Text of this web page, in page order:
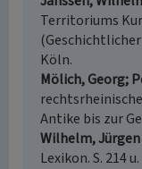
Territoriums
(Geschichtlicher
Köln.
Mölich, Georg;
Antike bis zur
Wilhelm,
Lexikon. S. 214